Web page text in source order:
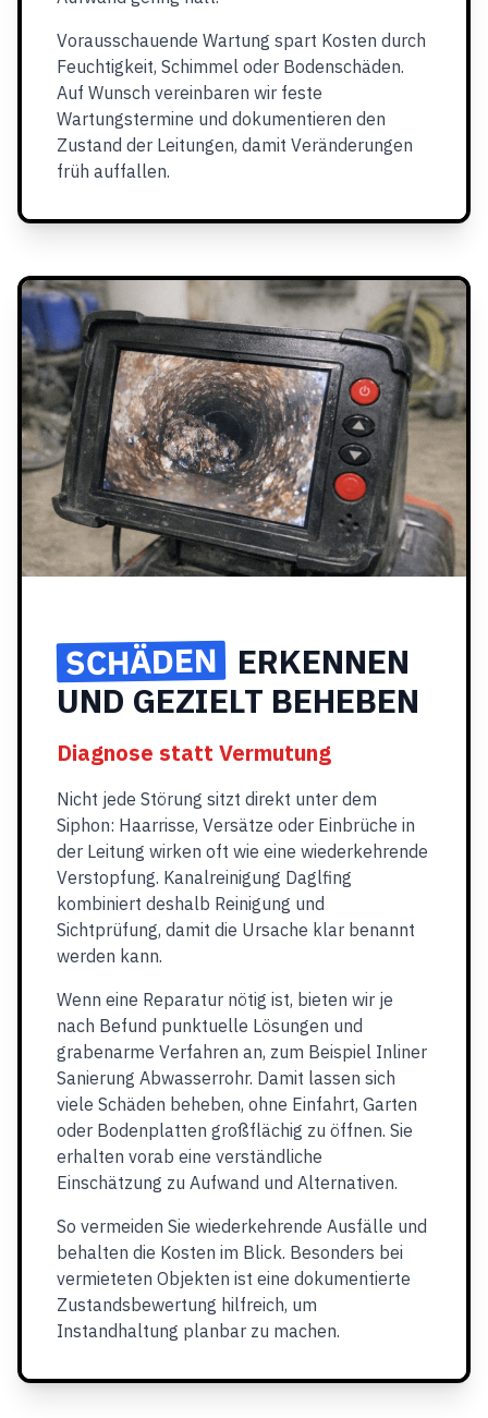
Vorausschauende Wartung spart Kosten durch
Feuchtigkeit, Schimmel oder Bodenschäden.
Auf Wunsch vereinbaren wir feste
Wartungstermine und dokumentieren den
Zustand der Leitungen, damit Veränderungen
früh auffallen.
SCHÄDEN ERKENNEN
UND GEZIELT BEHEBEN
Diagnose statt Vermutung
Nicht jede Störung sitzt direkt unter dem
Siphon: Haarrisse, Versätze oder Einbrüche in
der Leitung wirken oft wie eine wiederkehrende
Verstopfung. Kanalreinigung Daglfing
kombiniert deshalb Reinigung und
Sichtprüfung, damit die Ursache klar benannt
werden kann.
Wenn eine Reparatur nötig ist, bieten wir je
nach Befund punktuelle Lösungen und
grabenarme Verfahren an, zum Beispiel Inliner
Sanierung Abwasserrohr. Damit lassen sich
viele Schäden beheben, ohne Einfahrt, Garten
oder Bodenplatten großflächig zu öffnen. Sie
erhalten vorab eine verständliche
Einschätzung zu Aufwand und Alternativen.
So vermeiden Sie wiederkehrende Ausfälle und
behalten die Kosten im Blick. Besonders bei
vermieteten Objekten ist eine dokumentierte
Zustandsbewertung hilfreich, um
Instandhaltung planbar zu machen.